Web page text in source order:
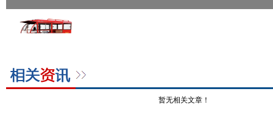
暂无相关文章！